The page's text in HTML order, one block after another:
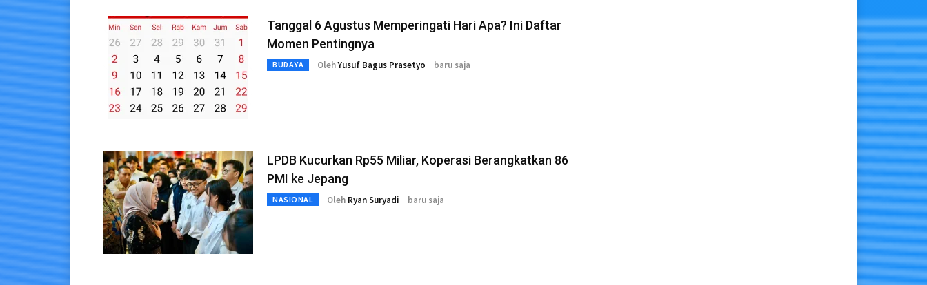
Tanggal 6 Agustus Memperingati Hari Apa? Ini Daftar
Momen Pentingnya
BUDAYA OlehYusuf Bagus Prasetyo baru saja
LPDB Kucurkan Rp55 Miliar, Koperasi Berangkatkan 86
PMI ke Jepang
NASIONAL Oleh Ryan Suryadi baru saja